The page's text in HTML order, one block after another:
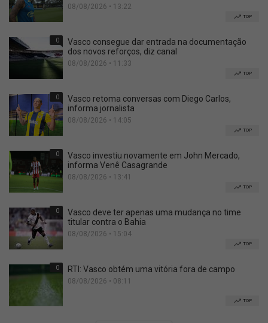
08/08/2026 • 13:22
TOP
0
Vasco consegue dar entrada na documentação
dos novos reforços, diz canal
08/08/2026 • 11:33
TOP
0
Vasco retoma conversas com Diego Carlos,
informa jornalista
08/08/2026 • 14:05
TOP
0
Vasco investiu novamente em John Mercado,
informa Venê Casagrande
08/08/2026 • 13:41
TOP
0
Vasco deve ter apenas uma mudança no time
titular contra o Bahia
08/08/2026 • 15:04
TOP
0 RTI: Vasco obtém uma vitória fora de campo
08/08/2026 • 08:11
TOP